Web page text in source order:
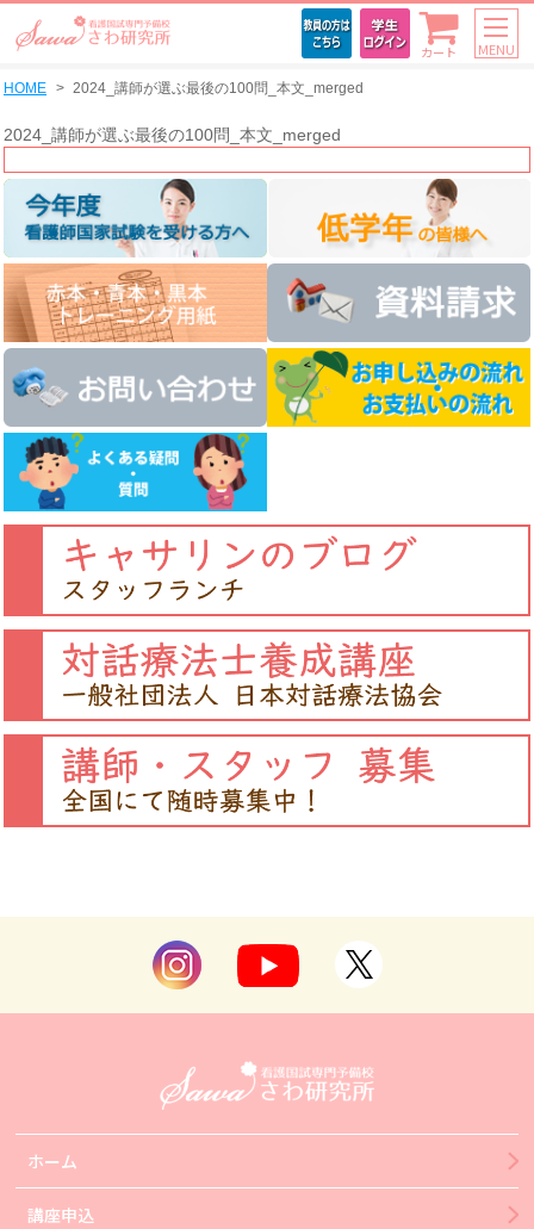
カート MENU
HOME 2024_講師が選ぶ最後の100問_本文_merged
2024_講師が選ぶ最後の100問_本文_merged
ホーム
講座申込